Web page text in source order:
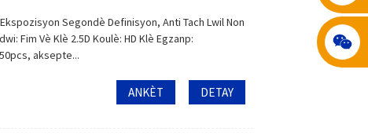
Segondè Definisyon, Anti Tach Lwil Non
Fim Vè Klè 2.5D Koulè: HD Klè Egzanp:
aksepte...
ANKÈT DETAY